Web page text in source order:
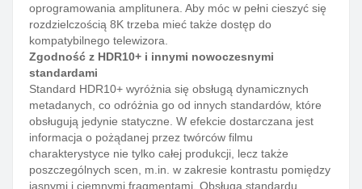
oprogramowania amplitunera. Aby móc w pełni cieszyć się
rozdzielczością 8K trzeba mieć także dostęp do
kompatybilnego telewizora.
Zgodność z HDR10+ i innymi nowoczesnymi
standardami
Standard HDR10+ wyróżnia się obsługą dynamicznych
metadanych, co odróżnia go od innych standardów, które
obsługują jedynie statyczne. W efekcie dostarczana jest
informacja o pożądanej przez twórców filmu
charakterystyce nie tylko całej produkcji, lecz także
poszczególnych scen, m.in. w zakresie kontrastu pomiędzy
jasnymi i ciemnymi fragmentami. Obsługa standardu